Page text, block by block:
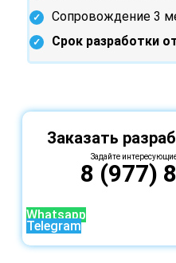
Сопровождение 3
Срок разработки
Заказать
Задайте
8 (977)
Whatsapp
Telegram